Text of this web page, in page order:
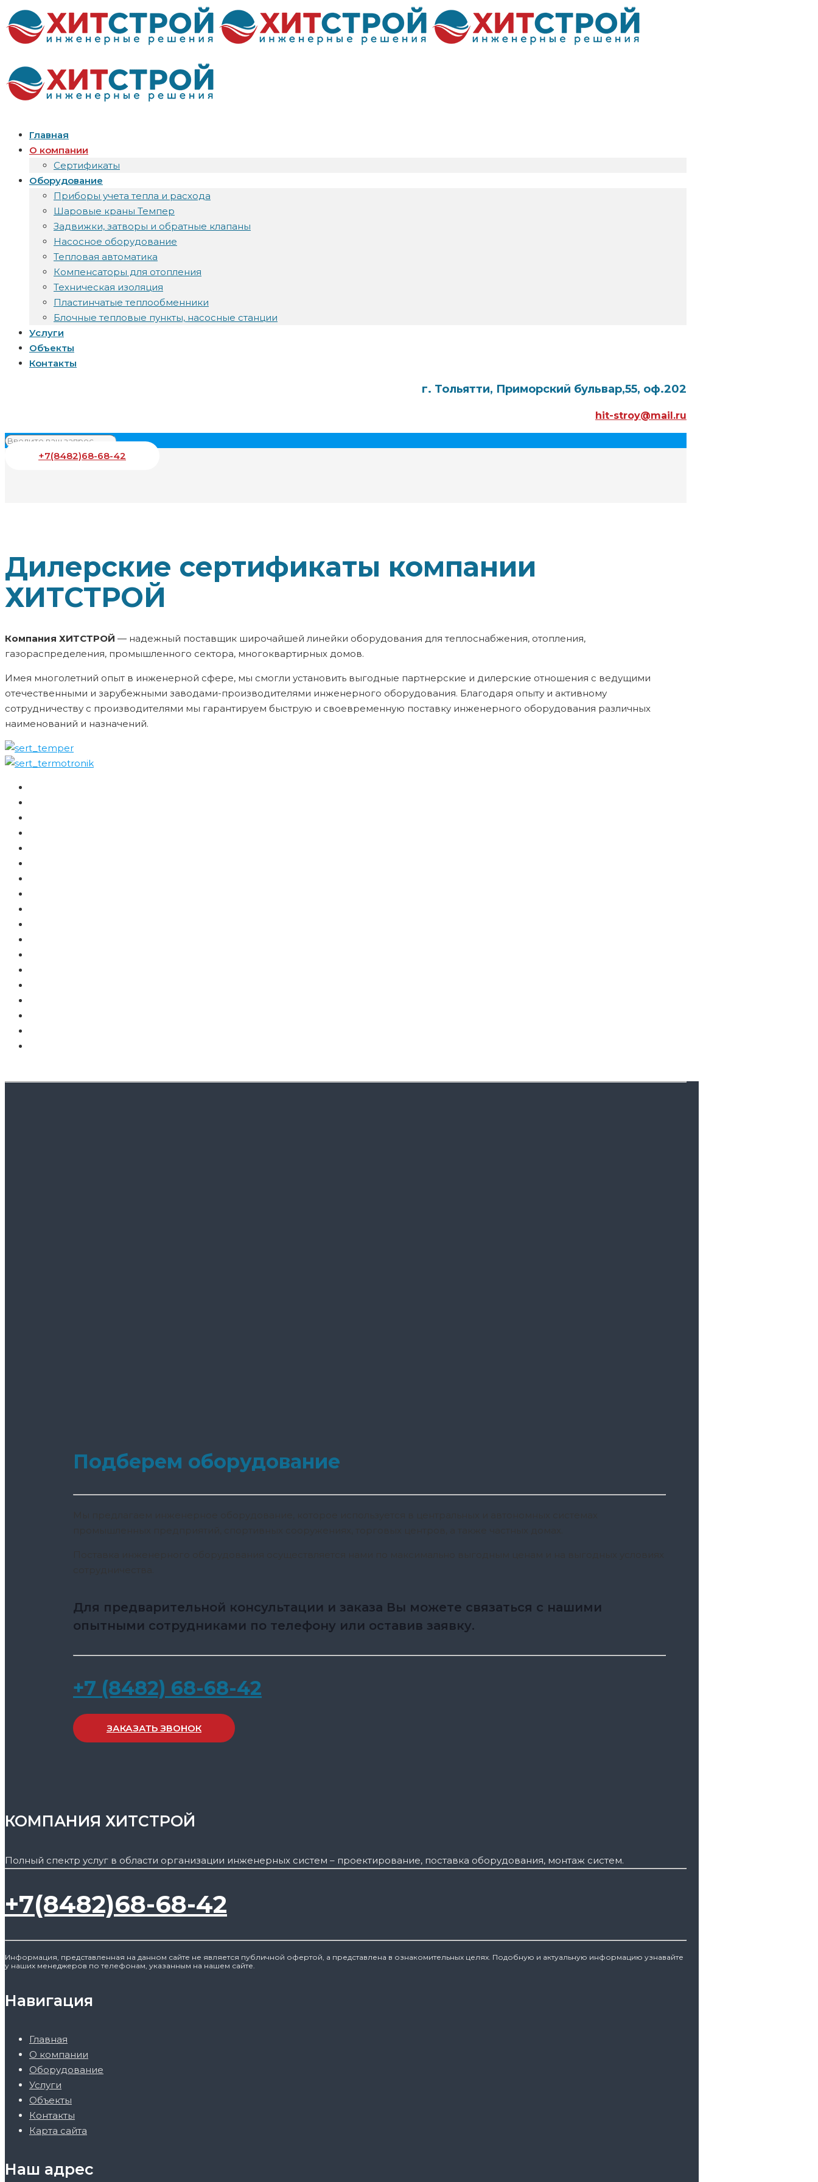
Главная
О компании
Сертификаты
Оборудование
Приборы учета тепла и расхода
Шаровые краны Темпер
Задвижки, затворы и обратные клапаны
Насосное оборудование
Тепловая автоматика
Компенсаторы для отопления
Техническая изоляция
Пластинчатые теплообменники
Блочные тепловые пункты, насосные станции
Услуги
Объекты
Контакты
г. Тольятти, Приморский бульвар,55, оф.202
hit-stroy@mail.ru
+7(8482)68-68-42
Дилерские сертификаты компании
ХИТСТРОЙ
Компания ХИТСТРОЙ ― надежный поставщик широчайшей линейки оборудования для теплоснабжения, отопления,
газораспределения, промышленного сектора, многоквартирных домов.
Имея многолетний опыт в инженерной сфере, мы смогли установить выгодные партнерские и дилерские отношения с ведущими
отечественными и зарубежными заводами-производителями инженерного оборудования. Благодаря опыту и активному
сотрудничеству с производителями мы гарантируем быструю и своевременную поставку инженерного оборудования различных
наименований и назначений.
Подберем оборудование
Для предварительной консультации и заказа Вы можете связаться с нашими
опытными сотрудниками по телефону или оставив заявку.
+7 (8482) 68-68-42
ЗАКАЗАТЬ ЗВОНОК
КОМПАНИЯ ХИТСТРОЙ
Полный спектр услуг в области организации инженерных систем – проектирование, поставка оборудования, монтаж систем.
+7(8482)68-68-42
Информация, представленная на данном сайте не является публичной офертой, а представлена в ознакомительных целях. Подобную и актуальную информацию узнавайте
у наших менеджеров по телефонам, указанным на нашем сайте.
Навигация
Главная
О компании
Оборудование
Услуги
Объекты
Контакты
Карта сайта
Наш адрес